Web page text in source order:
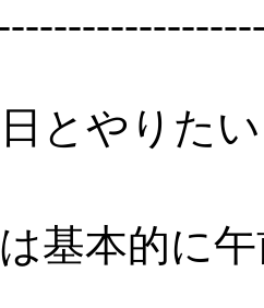
とやりた
基本的に